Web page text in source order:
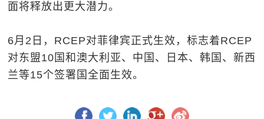
面将释放出更大潜力。
6月2日，RCEP对菲律宾正式生效，标志着RCEP
对东盟10国和澳大利亚、中国、日本、韩国、新西
兰等15个签署国全面生效。